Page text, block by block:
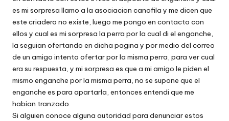
es mi sorpresa llamo a la asociacion canofila y me dicen que
este criadero no existe, luego me pongo en contacto con
ellos y cual es mi sorpresa la perra por la cual di el enganche,
la seguian ofertando en dicha pagina y por medio del correo
de un amigo intento ofertar por la misma perra, para ver cual
era su respuesta, y mi sorpresa es que a mi amigo le piden el
mismo enganche por la misma perra, no se supone que el
enganche es para apartarla, entonces entendi que me
habian tranzado.
Si alguien conoce alguna autoridad para denunciar estos